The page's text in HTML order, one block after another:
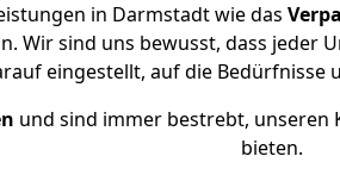
in Darmstadt wie das
Wir sind uns bewusst, dass
eingestellt, auf die Bedürfnisse
und sind immer bestrebt, unseren
bieten.